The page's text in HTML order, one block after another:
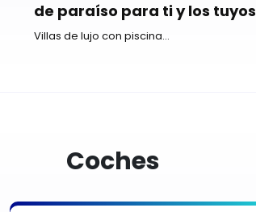
de paraíso para ti y los tuyos
Villas de lujo con piscina...
Coches